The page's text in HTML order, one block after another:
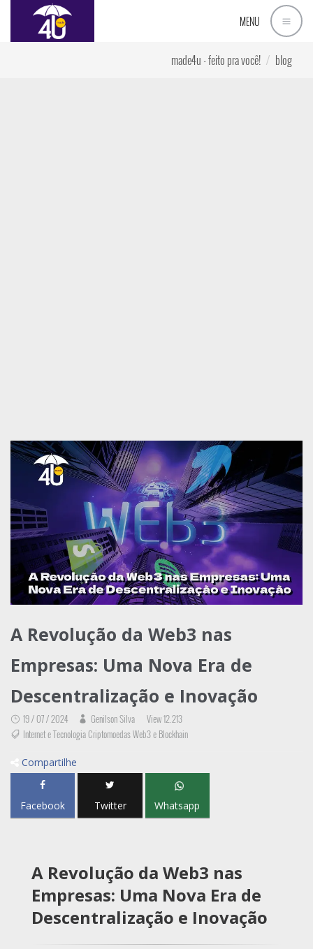
MENU
made4u - feito pra você! blog
A Revolução da Web3 nas
Empresas: Uma Nova Era de
Descentralização e Inovação
19 / 07 / 2024 Genilson Silva
View 12.213
Internet e Tecnologia Criptomoedas Web3 e Blockhain
Compartilhe
Facebook Twitter Whatsapp
A Revolução da Web3 nas
Empresas: Uma Nova Era de
Descentralização e Inovação